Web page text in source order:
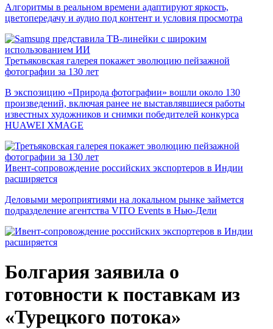
Алгоритмы в реальном времени адаптируют яркость,
цветопередачу и аудио под контент и условия просмотра
Третьяковская галерея покажет эволюцию пейзажной
фотографии за 130 лет
В экспозицию «Природа фотографии» вошли около 130
произведений, включая ранее не выставлявшиеся работы
известных художников и снимки победителей конкурса
HUAWEI XMAGE
Ивент-сопровождение российских экспортеров в Индии
расширяется
Деловыми мероприятиями на локальном рынке займется
подразделение агентства VITO Events в Нью-Дели
Болгария заявила о
готовности к поставкам из
«Турецкого потока»